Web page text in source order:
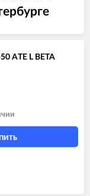
ATE L BETA